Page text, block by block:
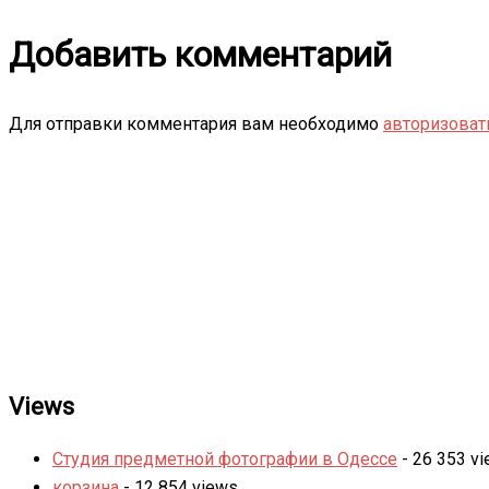
Добавить комментарий
Для отправки комментария вам необходимо
Views
Студия предметной фотографии в Одессе - 26 353